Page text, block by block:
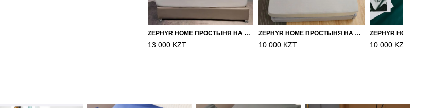
ZEPHYR HOME ПРОСТЫНЯ НА РЕЗИНКЕ ЕГИПЕТСКИЙ ХЛОПОК 160X200 БЕЛЫЙ
13 000 KZT
ZEPHYR HOME ПРОСТЫНЯ НА РЕЗИНКЕ 160Х200, САТИН, СЕРЫЙ
10 000 KZT 10 000 KZT